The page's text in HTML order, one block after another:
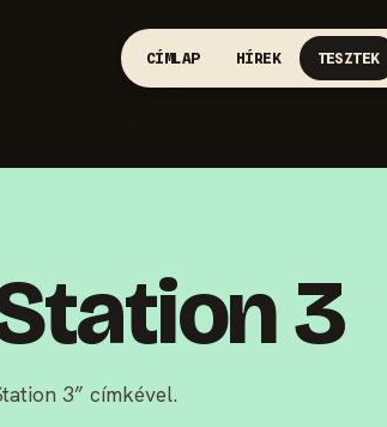
CÍMLAP HÍREK TESZTEK
3
3” címkével.